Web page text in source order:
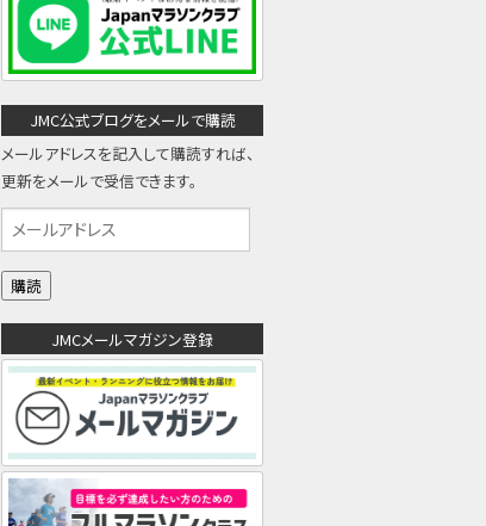
JMC公式ブログをメールで購読
メールアドレスを記入して購読すれば、
更新をメールで受信できます。
ー
ル
ア
ド
レ
JMCメールマガジン登録